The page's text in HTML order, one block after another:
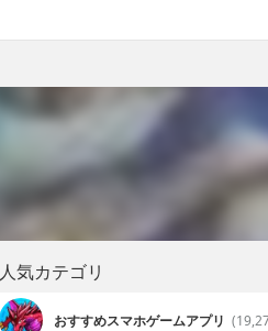
人気カテゴリ
おすすめスマホゲームアプリ